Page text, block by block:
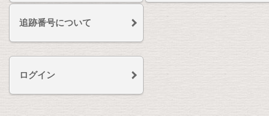
追跡番号について
ログイン